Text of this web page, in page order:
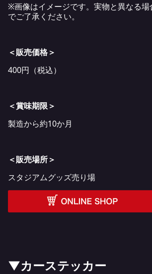
※画像はイメージです。実物と異なる
でご了承ください。
＜販売価格＞
400円（税込）
＜賞味期限＞
製造から約10か月
＜販売場所＞
スタジアムグッズ売り場
▼カーステッカー